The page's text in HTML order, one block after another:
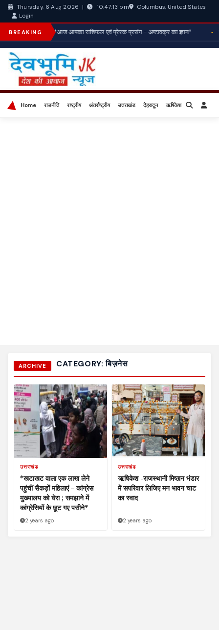
Thursday, 6 Aug 2026 | 10:47:13 pm
Columbus, United States
Login
BREAKING *आज आपका राशिफल एवं प्रेरक प्रसंग - अष्टावक्र का ज्ञान*
Home राजनीति राष्ट्रीय अंतर्राष्ट्रीय उत्तराखंड देहरादून ऋषिकेश बिज़नेस
ARCHIVE CATEGORY:बिज़नेस
उत्तराखंड
*खटाखट वाला एक लाख लेने
पहुंचीं सैकड़ों महिलाएं – कांग्रेस
मुख्यालय को घेरा ; समझाने में
कांग्रेसियों के छूट गए पसीने*
2 years ago
उत्तराखंड
ऋषिकेश -राजस्थानी मिष्ठान भंडार
में सपरिवार लिजिए मन भावन चाट
का स्वाद
2 years ago